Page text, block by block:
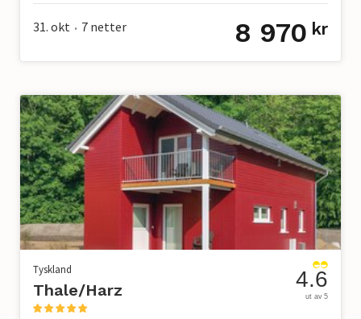
31. okt • 7 netter 8 970 kr
Tyskland
Thale/Harz 4.6
ut av 5